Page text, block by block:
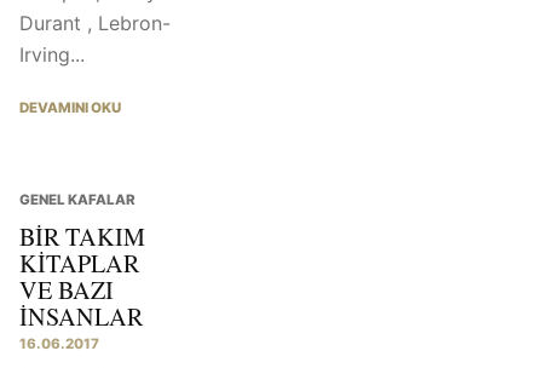
Durant , Lebron-
Irving...
DEVAMINI OKU
GENEL KAFALAR
BIR TAKIM
KITAPLAR
VE BAZI
INSANLAR
16.06.2017